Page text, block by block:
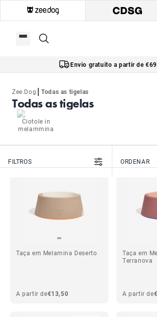
Envio gratuito a partir de
Todas as tigelas
Zee.Dog |Todas as tigelas
Ciotole in
melammina
FILTROS ORDENAR
Taça em Melamina Deserto
A partir de€13,50
Taça em
Terranova
A partir de